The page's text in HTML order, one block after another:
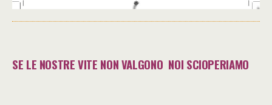
SE LE NOSTRE VITE NON VALGONO NOI SCIOPERIAMO